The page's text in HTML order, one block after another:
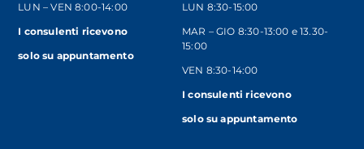
LUN – VEN8:00-14:00
I consulenti ricevono
solosu appuntamento
LUN 8:30-15:00
MAR – GIO 8:30-13:00 e 13.30-
15:00
VEN 8:30-14:00
I consulenti ricevono
solo su appuntamento